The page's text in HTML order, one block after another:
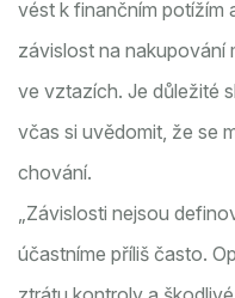
vést k finančním potížím
závislost na nakupování
ve vztazích. Je důležité
včas si uvědomit, že se
chování.
„Závislosti nejsou
účastníme příliš často.